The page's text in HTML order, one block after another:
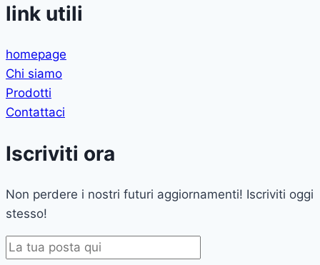
link utili
homepage
Chi siamo
Prodotti
Contattaci
Iscriviti ora
Non perdere i nostri futuri aggiornamenti! Iscriviti oggi
stesso!